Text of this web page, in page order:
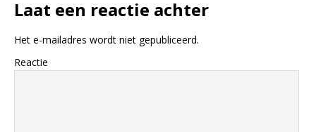
Laat een reactie achter
Het e-mailadres wordt niet gepubliceerd.
Reactie